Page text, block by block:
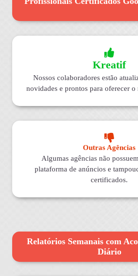
Kreatif
Nossos colaboradores estão
novidades e prontos para oferecer
Outras Agências
Algumas agências não
plataforma de anúncios e
certificados.
Relatórios Semanais com
Diário